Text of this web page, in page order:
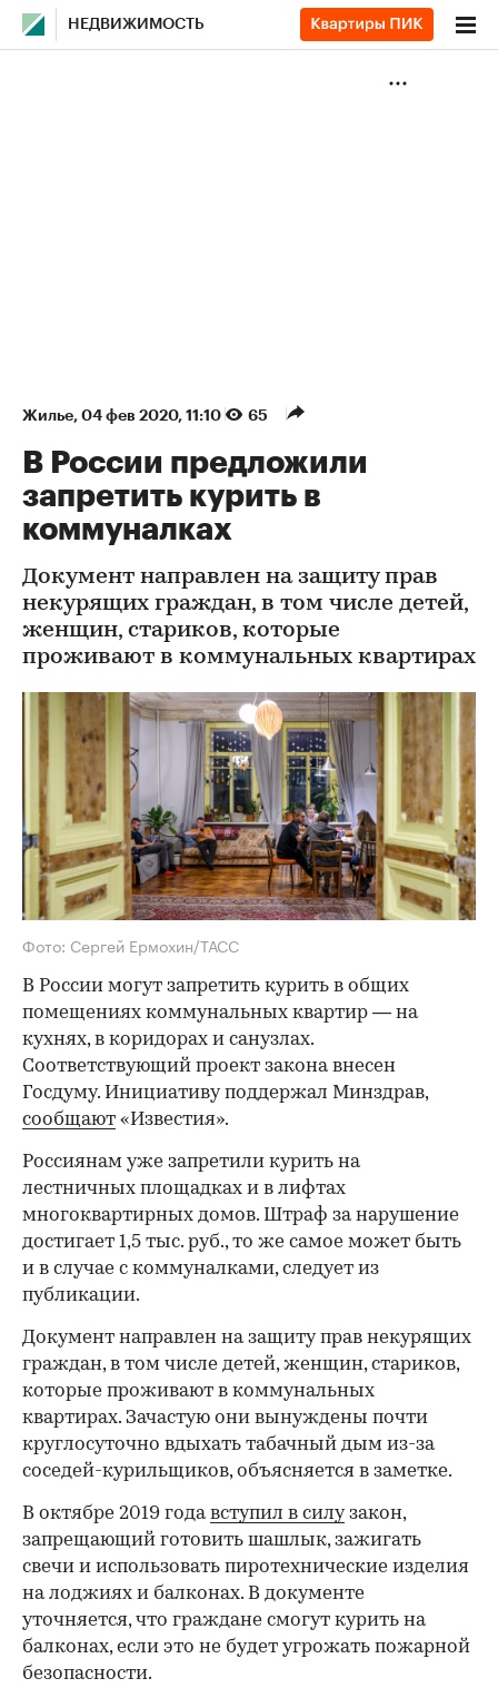
НЕДВИЖИМОСТЬ
Жилье⁠, 04 фев 2020, 11:10 65
В России предложили
запретить курить в
коммуналках
Документ направлен на защиту прав
некурящих граждан, в том числе детей,
женщин, стариков, которые
проживают в коммунальных квартирах
Фото: Сергей Ермохин/ТАСС
В России могут запретить курить в общих
помещениях коммунальных квартир — на
кухнях, в коридорах и санузлах.
Соответствующий проект закона внесен
Госдуму. Инициативу поддержал Минздрав,
сообщают «Известия».
Россиянам уже запретили курить на
лестничных площадках и в лифтах
многоквартирных домов. Штраф за нарушение
достигает 1,5 тыс. руб., то же самое может быть
и в случае с коммуналками, следует из
публикации.
Документ направлен на защиту прав некурящих
граждан, в том числе детей, женщин, стариков,
которые проживают в коммунальных
квартирах. Зачастую они вынуждены почти
круглосуточно вдыхать табачный дым из-за
соседей-курильщиков, объясняется в заметке.
В октябре 2019 годавступил в силузакон,
запрещающий готовить шашлык, зажигать
свечи и использовать пиротехнические изделия
на лоджиях и балконах. В документе
уточняется, что граждане смогут курить на
балконах, если это не будет угрожать пожарной
безопасности.